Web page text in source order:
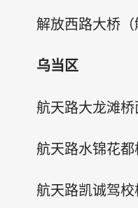
解放西路大桥
乌当区
航天路大龙滩桥
航天路水锦花都
航天路凯诚驾校